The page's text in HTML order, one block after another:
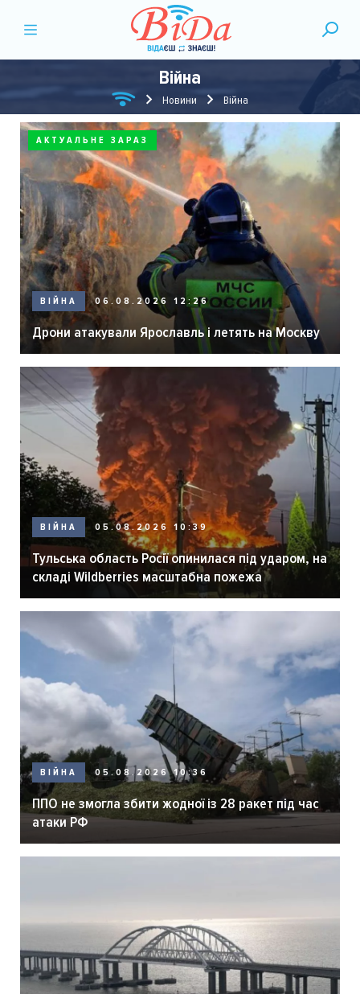
Війна
Новини Війна
АКТУАЛЬНЕ ЗАРАЗ
ВІЙНА 06.08.2026 12:26
Дрони атакували Ярославль і летять на Москву
ВІЙНА 05.08.2026 10:39
Тульська область Росії опинилася під ударом, на
складі Wildberries масштабна пожежа
ВІЙНА 05.08.2026 10:36
ППО не змогла збити жодної із 28 ракет під час
атаки РФ